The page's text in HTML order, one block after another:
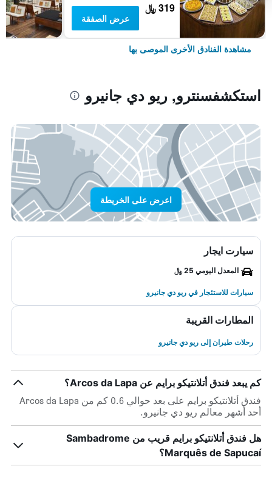
319 ﷼
عرض الصفقة
مشاهدة الفنادق الأخرى الموصى بها
استكشفسنترو, ريو دي جانيرو
اعرض على الخريطة
سيارت ايجار
المعدل اليومي 25 ﷼
سيارات للاستئجار في ريو دي جانيرو
المطارات القريبة
رحلات طيران إلى ريو دي جانيرو
كم يبعد فندق أتلانتيكو برايم عن Arcos da Lapa؟
فندق أتلانتيكو برايم على بعد حوالي 0.6 كم من Arcos da Lapa
أحد أشهر معالم ريو دي جانيرو.
هل فندق أتلانتيكو برايم قريب من Sambadrome
Marquês de Sapucaí؟